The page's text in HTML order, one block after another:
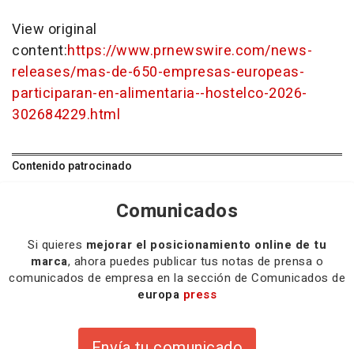
View original
content:https://www.prnewswire.com/news-
releases/mas-de-650-empresas-europeas-
participaran-en-alimentaria--hostelco-2026-
302684229.html
Contenido patrocinado
Comunicados
Si quieres mejorar el posicionamiento online de tu
marca, ahora puedes publicar tus notas de prensa o
comunicados de empresa en la sección de Comunicados de
europa press